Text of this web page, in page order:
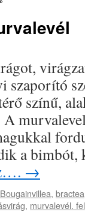
szaporító
színű,
A
a
→
Bougainvillea, bractea
, murvalevél.